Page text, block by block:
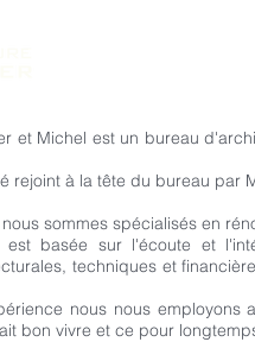
et Michel est un bureau
rejoint à la tête du bureau par
sommes spécialisés en
est basée sur l'écoute et
techniques et
nous nous
bon vivre et ce pour